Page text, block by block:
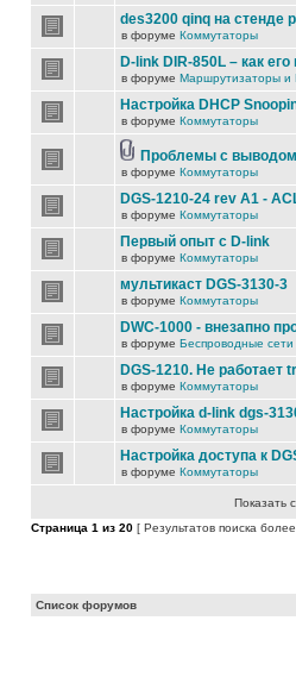
des3200 qinq на стенде
в форуме Коммутаторы
D-link DIR-850L – как
в форуме Маршрутизаторы и
Настройка DHCP
в форуме Коммутаторы
Проблемы с
в форуме Коммутаторы
DGS-1210-24 rev A1 -
в форуме Коммутаторы
Первый опыт с D-link
в форуме Коммутаторы
мультикаст DGS-3130-3
в форуме Коммутаторы
DWC-1000 - внезапно
в форуме Беспроводные сети
DGS-1210. Не
в форуме Коммутаторы
Настройка d-link dgs-
в форуме Коммутаторы
Настройка доступа к
в форуме Коммутаторы
Показать
Страница 1 из 20 [ Результатов поиска
Список форумов